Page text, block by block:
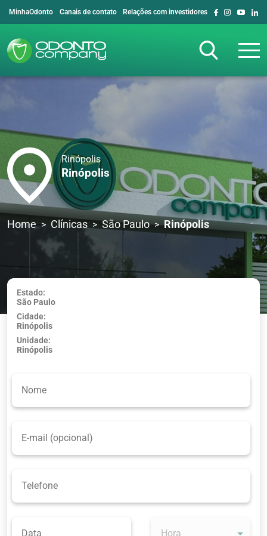
MinhaOdonto Canais de contato Relações com investidores
Rinópolis
Rinópolis
Home Clínicas São Paulo Rinópolis
Usar minha
localização
Estado:
São Paulo
Cidade:
Rinópolis
Unidade:
Rinópolis